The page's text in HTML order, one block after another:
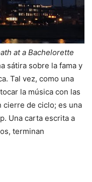
at a Bachelorette
sátira sobre la fama y
Tal vez, como una
la música con las
cierre de ciclo; es una
Una carta escrita a
terminan